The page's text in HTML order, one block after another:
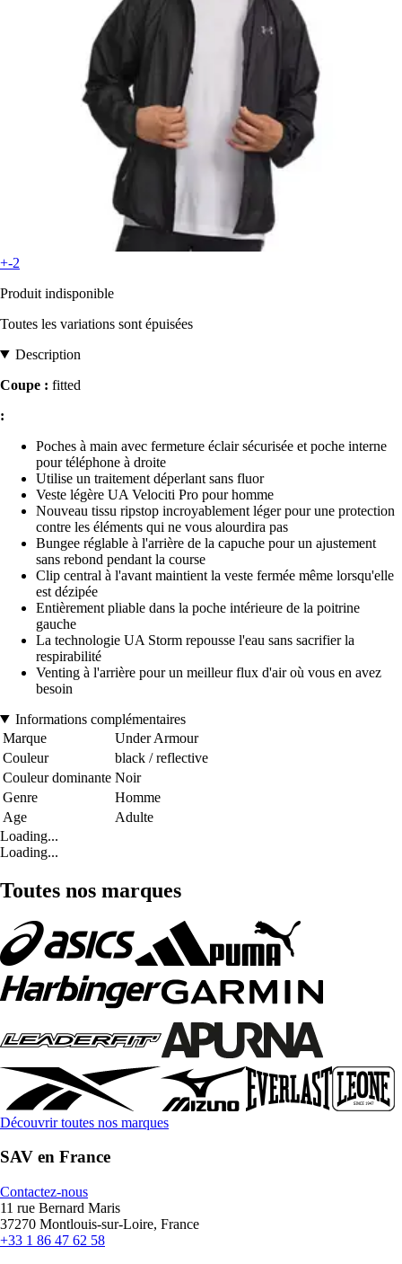
+-2
Produit indisponible
Toutes les variations sont épuisées
Description
Coupe : fitted
:
Poches à main avec fermeture éclair sécurisée et poche interne
pour téléphone à droite
Utilise un traitement déperlant sans fluor
Veste légère UA Velociti Pro pour homme
Nouveau tissu ripstop incroyablement léger pour une protection
contre les éléments qui ne vous alourdira pas
Bungee réglable à l'arrière de la capuche pour un ajustement
sans rebond pendant la course
Clip central à l'avant maintient la veste fermée même lorsqu'elle
est dézipée
Entièrement pliable dans la poche intérieure de la poitrine
gauche
La technologie UA Storm repousse l'eau sans sacrifier la
respirabilité
Venting à l'arrière pour un meilleur flux d'air où vous en avez
besoin
Informations complémentaires
Marque
Under Armour
Couleur
black / reflective
Couleur dominante Noir
Genre
Homme
Age
Adulte
Loading...
Loading...
Toutes nos marques
Découvrir toutes nos marques
SAV en France
Contactez-nous
11 rue Bernard Maris
37270 Montlouis-sur-Loire, France
+33 1 86 47 62 58